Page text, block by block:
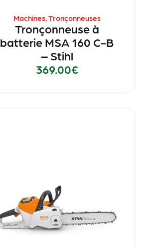
Machines, Tronçonneuses
Tronçonneuse à
batterie MSA 160 C-B
– Stihl
369.00€